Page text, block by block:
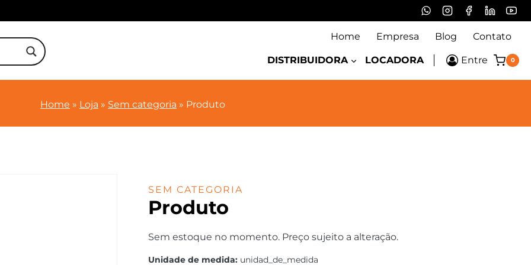
Home Empresa Blog Contato
DISTRIBUIDORA LOCADORA Entre 0
Home » Loja » Sem categoria » Produto
SEM CATEGORIA
Produto
Sem estoque no momento. Preço sujeito a alteração.
Unidade de medida:unidad_de_medida